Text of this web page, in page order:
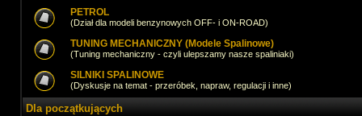
PETROL
(Dział dla modeli benzynowych OFF- i ON-ROAD)
TUNING MECHANICZNY (Modele Spalinowe)
(Tuning mechaniczny - czyli ulepszamy nasze spaliniaki)
SILNIKI SPALINOWE
(Dyskusje na temat - przeróbek, napraw, regulacji i inne)
Dla początkujących